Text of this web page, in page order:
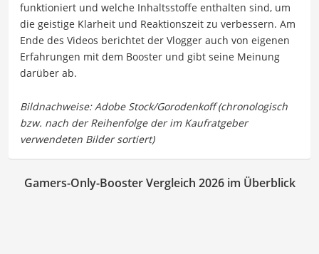
funktioniert und welche Inhaltsstoffe enthalten sind, um
die geistige Klarheit und Reaktionszeit zu verbessern. Am
Ende des Videos berichtet der Vlogger auch von eigenen
Erfahrungen mit dem Booster und gibt seine Meinung
darüber ab.
Gamers-Only-Booster Vergleich 2026 im Überblick